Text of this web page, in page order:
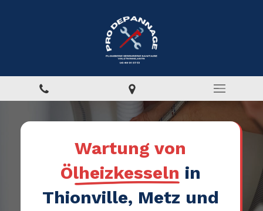
Wartung von
Ölheizkesseln in
Thionville, Metz und